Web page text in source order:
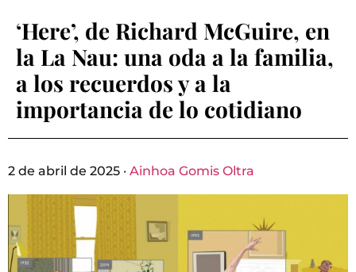
‘Here’, de Richard McGuire, en
la La Nau: una oda a la familia,
a los recuerdos y a la
importancia de lo cotidiano
2 de abril de 2025 · Ainhoa Gomis Oltra